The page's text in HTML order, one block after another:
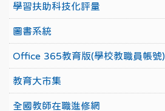
學習扶助科技化評量
圖書系統
Office 365教育版(學校教職員帳號)
教育大市集
全國教師在職進修網